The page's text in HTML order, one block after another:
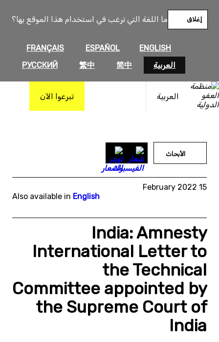
ما اللغة التي ترغب في استخدام هذا الموقع بها؟
ENGLISH
ESPAÑOL
FRANÇAIS
العربية
简中
繁中
РУССКИЙ
إغلاق
العربية تبرعوا الآن
المحتوى
الأبحاث
15 February 2022
Also available in English
India: Amnesty
International Letter to
the Technical
Committee appointed by
the Supreme Court of
India